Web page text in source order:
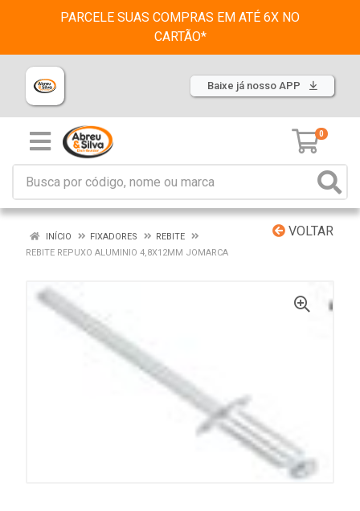
PARCELE SUAS COMPRAS EM ATÉ 6X NO
CARTÃO*
Baixe já nosso APP
0
VOLTAR
INÍCIO FIXADORES
REBITE
REBITE REPUXO ALUMINIO 4,8X12MM JOMARCA